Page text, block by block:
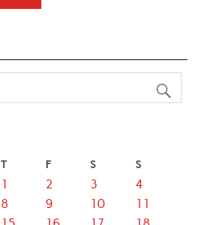
T F S S
1 2 3
4
8 9 10
11